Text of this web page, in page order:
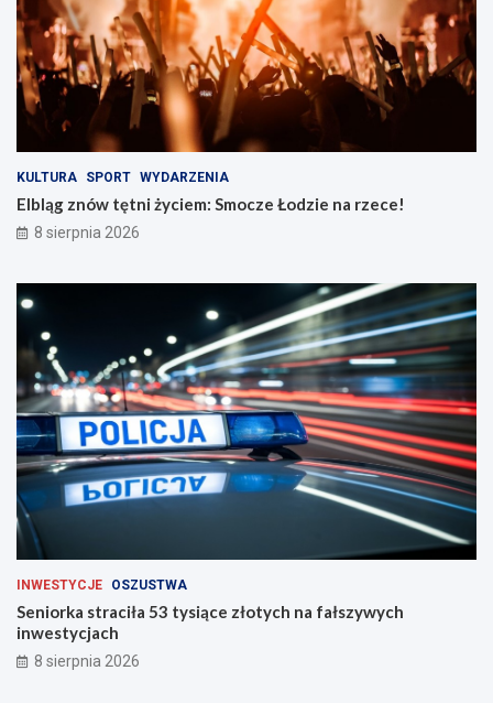
r
o
ż
n
o
i
n
d
r
a
c
e
n
a
r
z
e
e
!
KULTURA SPORT WYDARZENIA
Elbląg znów tętni życiem: Smocze Łodzie na rzece!
8 sierpnia 2026
INWESTYCJE OSZUSTWA
Seniorka straciła 53 tysiące złotych na fałszywych
inwestycjach
8 sierpnia 2026